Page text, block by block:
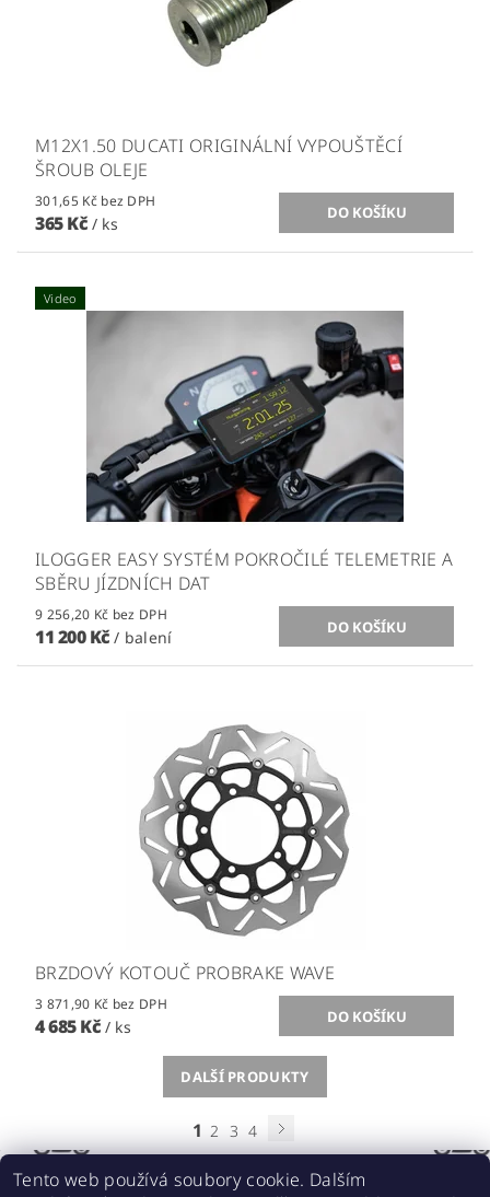
M12X1.50 DUCATI ORIGINÁLNÍ VYPOUŠTĚCÍ
ŠROUB OLEJE
301,65 Kč bez DPH
365 Kč / ks
Video
ILOGGER EASY SYSTÉM POKROČILÉ TELEMETRIE A
SBĚRU JÍZDNÍCH DAT
9 256,20 Kč bez DPH
11 200 Kč/ balení
BRZDOVÝ KOTOUČ PROBRAKE WAVE
3 871,90 Kč bez DPH
4 685 Kč / ks
DALŠÍ PRODUKTY
1 2 3 4
Tento web používá soubory cookie. Dalším